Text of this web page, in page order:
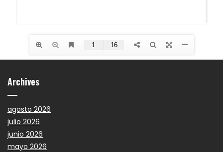
Archives
agosto 2026
julio 2026
junio 2026
mayo 2026